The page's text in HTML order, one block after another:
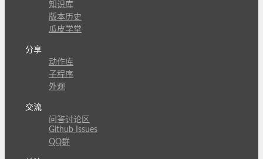
知识库
版本历史
瓜皮学堂
分享
动作库
子程序
外观
交流
问答讨论区
Github Issues
QQ群